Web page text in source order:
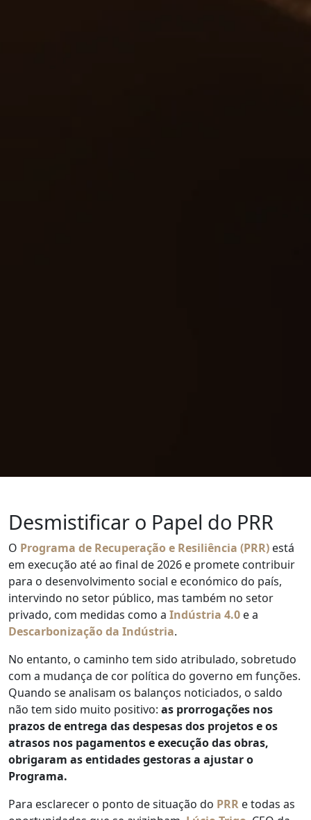
Desmistificar o Papel do PRR
O Programa de Recuperação e Resiliência (PRR) está
em execução até ao final de 2026 e promete contribuir
para o desenvolvimento social e económico do país,
intervindo no setor público, mas também no setor
privado, com medidas como a Indústria 4.0 e a
Descarbonização da Indústria.
No entanto, o caminho tem sido atribulado, sobretudo
com a mudança de cor política do governo em funções.
Quando se analisam os balanços noticiados, o saldo
não tem sido muito positivo: as prorrogações nos
prazos de entrega das despesas dos projetos e os
atrasos nos pagamentos e execução das obras,
obrigaram as entidades gestoras a ajustar o
Programa.
Para esclarecer o ponto de situação do PRR e todas as